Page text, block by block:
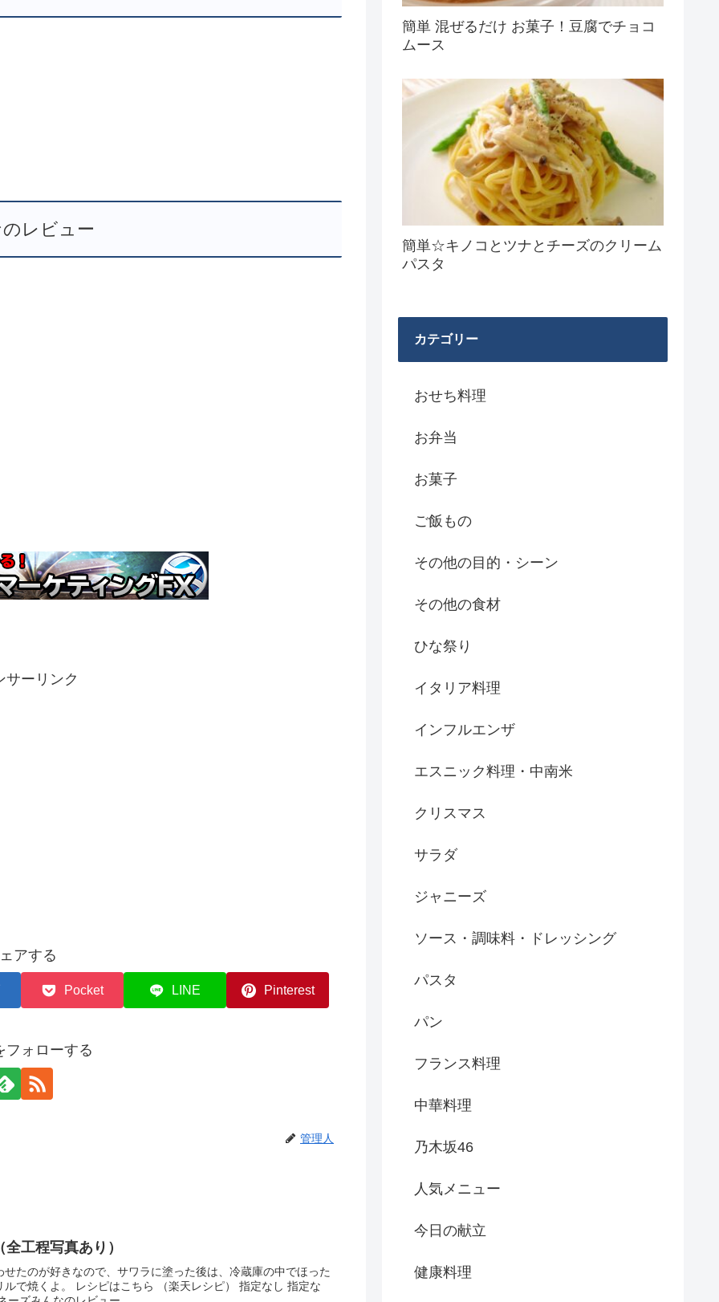
レビュー
サーリンク
アする
Pocket LINE Pinterest
フォローする
管理人
工程写真あり）
たのが好きなので、サワラに塗った後は、冷蔵庫の中でほった
で焼くよ。 レシピはこちら （楽天レシピ） 指定なし 指定な
簡単 混ぜるだけ お菓子！豆腐でチョコ
ムース
簡単☆キノコとツナとチーズのクリーム
パスタ
カテゴリー
おせち料理
お弁当
お菓子
ご飯もの
その他の目的・シーン
その他の食材
ひな祭り
イタリア料理
インフルエンザ
エスニック料理・中南米
クリスマス
サラダ
ジャニーズ
ソース・調味料・ドレッシング
パスタ
パン
フランス料理
中華料理
乃木坂46
人気メニュー
今日の献立
健康料理